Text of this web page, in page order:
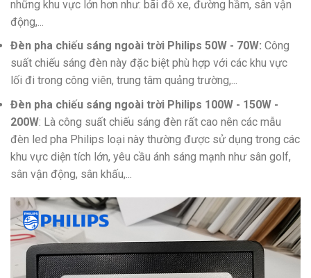
những khu vực lớn hơn như: bãi đỗ xe, đường hầm, sân vận
động,...
Đèn pha chiếu sáng ngoài trời Philips 50W - 70W: Công
suất chiếu sáng đèn này đặc biệt phù hợp với các khu vực
lối đi trong công viên, trung tâm quảng trường,...
Đèn pha chiếu sáng ngoài trời Philips 100W - 150W -
200W: Là công suất chiếu sáng đèn rất cao nên các mẫu
đèn led pha Philips loại này thường được sử dụng trong các
khu vực diện tích lớn, yêu cầu ánh sáng mạnh như sân golf,
sân vận động, sân khấu,...